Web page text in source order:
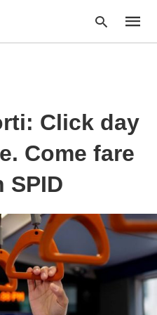
your
search
and
Click day
Come fare
SPID